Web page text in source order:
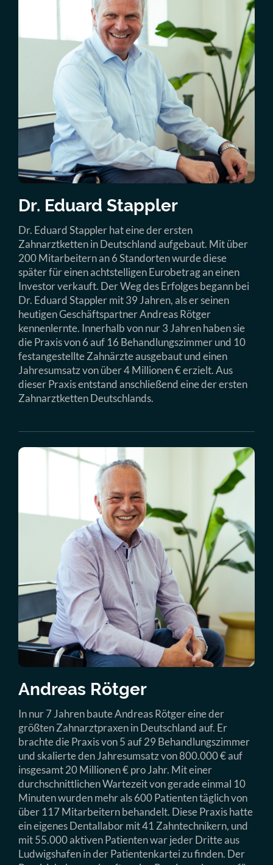
Dr. Eduard Stappler
Dr. Eduard Stappler hat eine der ersten
Zahnarztketten in Deutschland aufgebaut. Mit über
200 Mitarbeitern an 6 Standorten wurde diese
später für einen achtstelligen Eurobetrag an einen
Investor verkauft. Der Weg des Erfolges begann bei
Dr. Eduard Stappler mit 39 Jahren, als er seinen
heutigen Geschäftspartner Andreas Rötger
kennenlernte. Innerhalb von nur 3 Jahren haben sie
die Praxis von 6 auf 16 Behandlungszimmer und 10
festangestellte Zahnärzte ausgebaut und einen
Jahresumsatz von über 4 Millionen € erzielt. Aus
dieser Praxis entstand anschließend eine der ersten
Zahnarztketten Deutschlands.
Andreas Rötger
In nur 7 Jahren baute Andreas Rötger eine der
größten Zahnarztpraxen in Deutschland auf. Er
brachte die Praxis von 5 auf 29 Behandlungszimmer
und skalierte den Jahresumsatz von 800.000 € auf
insgesamt 20 Millionen € pro Jahr. Mit einer
durchschnittlichen Wartezeit von gerade einmal 10
Minuten wurden mehr als 600 Patienten täglich von
über 117 Mitarbeitern behandelt. Diese Praxis hatte
ein eigenes Dentallabor mit 41 Zahntechnikern, und
mit 55.000 aktiven Patienten war jeder Dritte aus
Ludwigshafen in der Patientenkartei zu finden. Der